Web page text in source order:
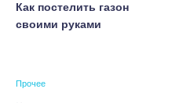
Как постелить газон
своими руками
Прочее